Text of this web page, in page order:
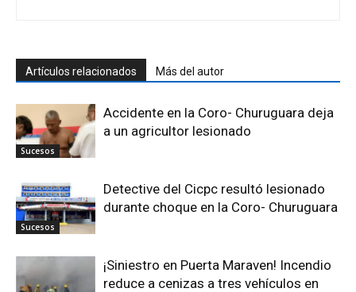
Artículos relacionados Más del autor
Sucesos
Accidente en la Coro- Churuguara deja
a un agricultor lesionado
Sucesos
Detective del Cicpc resultó lesionado
durante choque en la Coro- Churuguara
¡Siniestro en Puerta Maraven! Incendio
reduce a cenizas a tres vehículos en